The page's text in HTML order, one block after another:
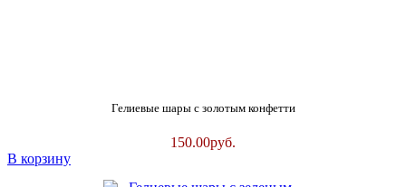
Гелиевые шары с золотым конфетти
150.00руб.
В корзину